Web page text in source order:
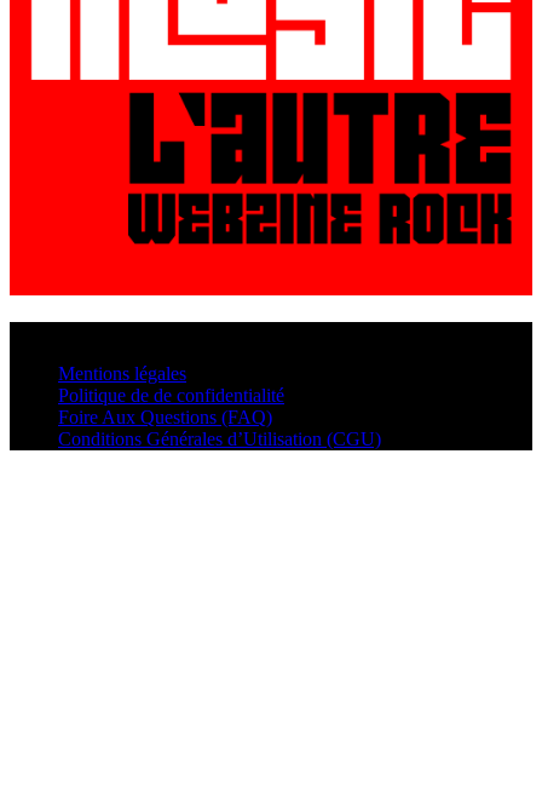
Mentions légales
Politique de de confidentialité
Foire Aux Questions (FAQ)
Conditions Générales d’Utilisation (CGU)